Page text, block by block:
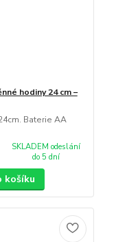
hodiny 24 cm –
Baterie AA
SKLADEM odeslání
do 5 dní
košíku